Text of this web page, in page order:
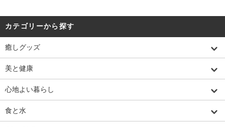
カテゴリーから探す
癒しグッズ
美と健康
心地よい暮らし
食と水